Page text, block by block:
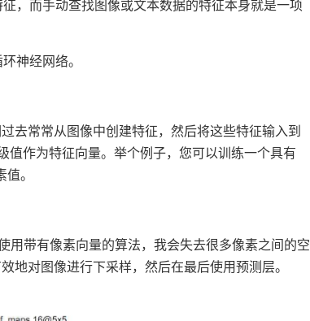
，而手动查找图像或文本数据的特征本身就是一项
神经网络。
去常常从图像中创建特征，然后将这些特征输入到
作为特征向量。举个例子，您可以训练一个具有
。
带有像素向量的算法，我会失去很多像素之间的空
地对图像进行下采样，然后在最后使用预测层。